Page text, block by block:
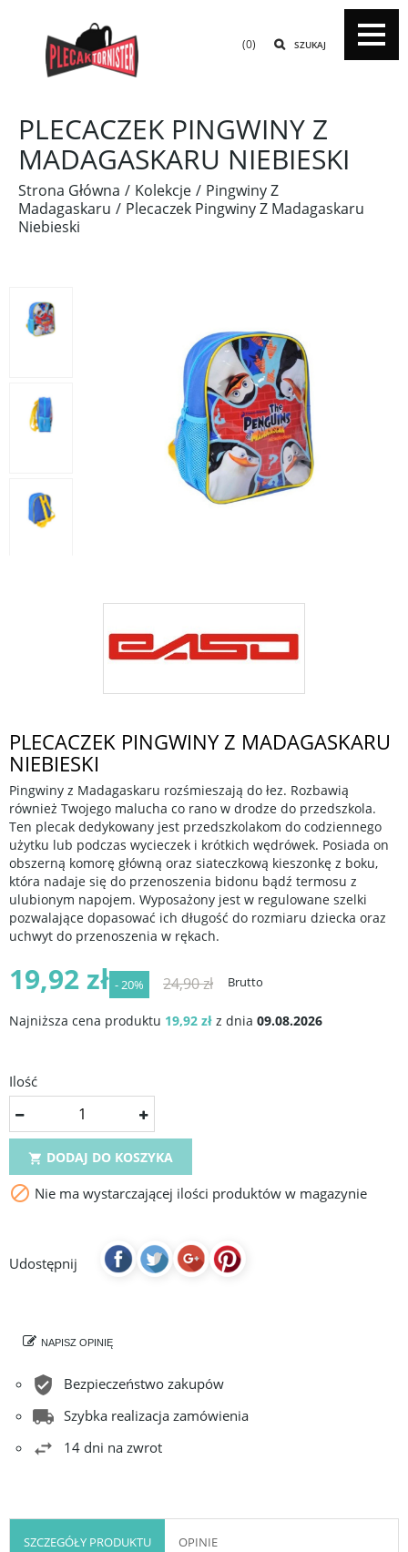
SZUKAJ
(0)
PLECACZEK PINGWINY Z
MADAGASKARU NIEBIESKI
Strona Główna Kolekcje
Pingwiny Z
Madagaskaru
Plecaczek Pingwiny Z Madagaskaru
Niebieski
PLECACZEK PINGWINY Z MADAGASKARU
NIEBIESKI
Pingwiny z Madagaskaru rozśmieszają do łez. Rozbawią
również Twojego malucha co rano w drodze do przedszkola.
Ten plecak dedykowany jest przedszkolakom do codziennego
użytku lub podczas wycieczek i krótkich wędrówek. Posiada on
obszerną komorę główną oraz siateczkową kieszonkę z boku,
która nadaje się do przenoszenia bidonu bądź termosu z
ulubionym napojem. Wyposażony jest w regulowane szelki
pozwalające dopasować ich długość do rozmiaru dziecka oraz
uchwyt do przenoszenia w rękach.
19,92 zł - 20% 24,90 zł Brutto
Najniższa cena produktu 19,92 zł z dnia 09.08.2026
Ilość
 DODAJ DO KOSZYKA
 Nie ma wystarczającej ilości produktów w magazynie
Udostępnij
NAPISZ OPINIĘ
Bezpieczeństwo zakupów
Szybka realizacja zamówienia
14 dni na zwrot
SZCZEGÓŁY PRODUKTU OPINIE